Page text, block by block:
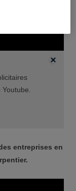
entreprises en